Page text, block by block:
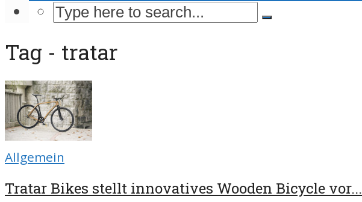
Tag - tratar
Allgemein
Tratar Bikes stellt innovatives Wooden Bicycle vor...